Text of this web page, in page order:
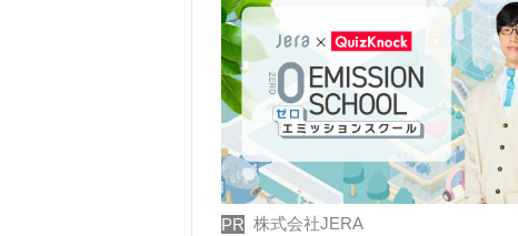
PR 株式会社JERA